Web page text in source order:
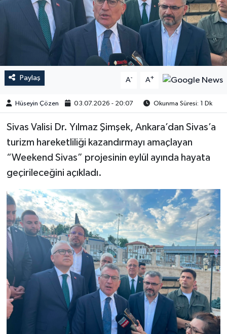
Paylaş A- A+
Hüseyin Çözen 03.07.2026 - 20:07 Okunma Süresi: 1 Dk
Sivas Valisi Dr. Yılmaz Şimşek, Ankara’dan Sivas’a
turizm hareketliliği kazandırmayı amaçlayan
“Weekend Sivas” projesinin eylül ayında hayata
geçirileceğini açıkladı.